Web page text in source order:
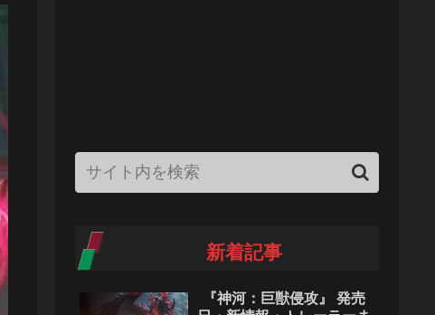
新着記事
『神河：巨獣侵攻』 発売